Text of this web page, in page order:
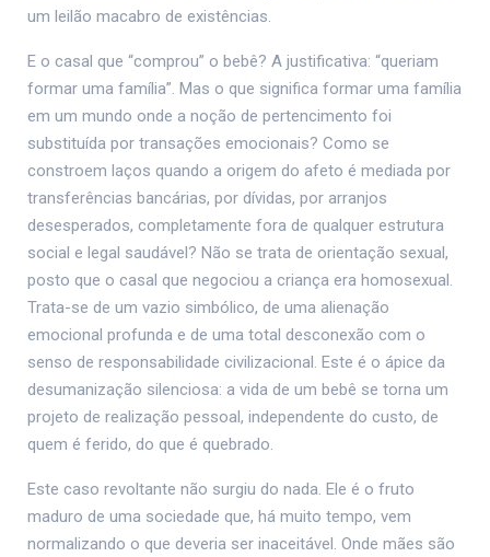
um leilão macabro de existências.
E o casal que “comprou” o bebê? A justificativa: “queriam
formar uma família”. Mas o que significa formar uma família
em um mundo onde a noção de pertencimento foi
substituída por transações emocionais? Como se
constroem laços quando a origem do afeto é mediada por
transferências bancárias, por dívidas, por arranjos
desesperados, completamente fora de qualquer estrutura
social e legal saudável? Não se trata de orientação sexual,
posto que o casal que negociou a criança era homosexual.
Trata-se de um vazio simbólico, de uma alienação
emocional profunda e de uma total desconexão com o
senso de responsabilidade civilizacional. Este é o ápice da
desumanização silenciosa: a vida de um bebê se torna um
projeto de realização pessoal, independente do custo, de
quem é ferido, do que é quebrado.
Este caso revoltante não surgiu do nada. Ele é o fruto
maduro de uma sociedade que, há muito tempo, vem
normalizando o que deveria ser inaceitável. Onde mães são